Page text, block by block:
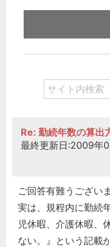
Re: 勤続年数の算出
最終更新日:2009年
ご回答有難うございま
実は、規程内に勤続
児休暇、介護休暇、
ない。』という記載